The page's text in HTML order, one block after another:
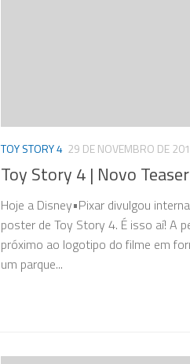
TOY STORY 4 29 DE NOVEMBRO DE
Toy Story 4 | Novo
Hoje a Disney•Pixar divulgou
poster de Toy Story 4. É isso aí! A
próximo ao logotipo do filme em
um parque...